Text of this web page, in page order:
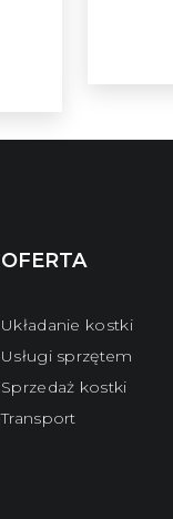
OFERTA
Układanie kostki
Usługi sprzętem
Sprzedaż kostki
Transport